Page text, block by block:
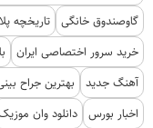
گاوصندوق خانگی تاریخچه
خرید سرور اختصاصی ایران
آهنگ جدید
بهترین جراح
اخبار بورس
دانلود وان